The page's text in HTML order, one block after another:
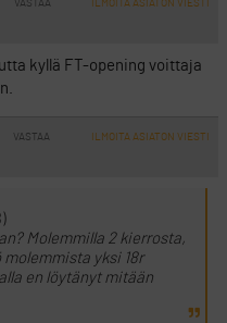
VASTAA ILMOITA ASIATON VIESTI
kyllä FT-opening voittaja
VASTAA ILMOITA ASIATON VIESTI
Molemmilla 2 kierrosta,
yksi 18r
en löytänyt mitään